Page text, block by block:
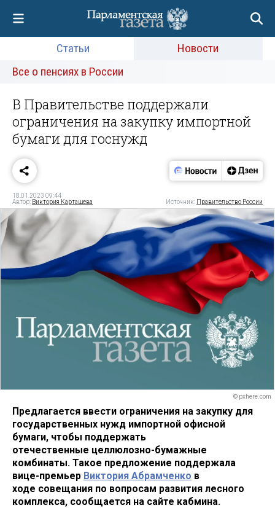
Статьи
Новости
Все о пенсиях в России
В Правительстве поддержали
ограничения на закупку импортной
бумаги для госнужд
18.01.2023 09:44
Автор: Виктория Карташева Источник: Правительство России
© pxhere.com
Предлагается ввести ограничения на закупку для
государственных нужд импортной офисной
бумаги, чтобы поддержать
отечественные целлюлозно-бумажные
комбинаты. Такое предложение поддержала
вице-премьер Виктория Абрамченко в
ходе совещания по вопросам развития лесного
комплекса, сообщается на сайте кабмина.